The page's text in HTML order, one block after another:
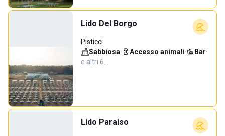
Lido Del Borgo
Pisticci
Sabbiosa· Accesso animali· Bar·
e altri 6…
Lido Paraiso